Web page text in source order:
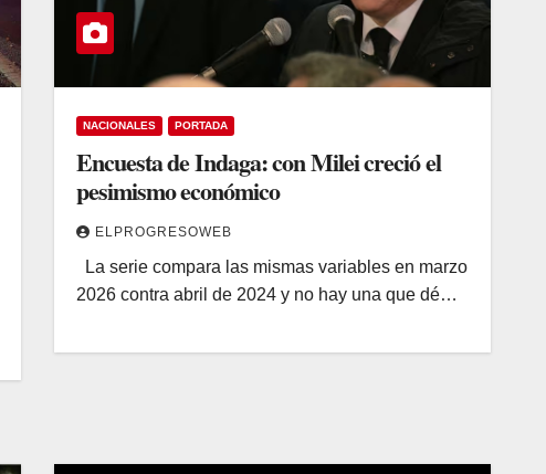
NACIONALES PORTADA
Encuesta de Indaga: con Milei creció el
pesimismo económico
ELPROGRESOWEB
La serie compara las mismas variables en marzo
2026 contra abril de 2024 y no hay una que dé…